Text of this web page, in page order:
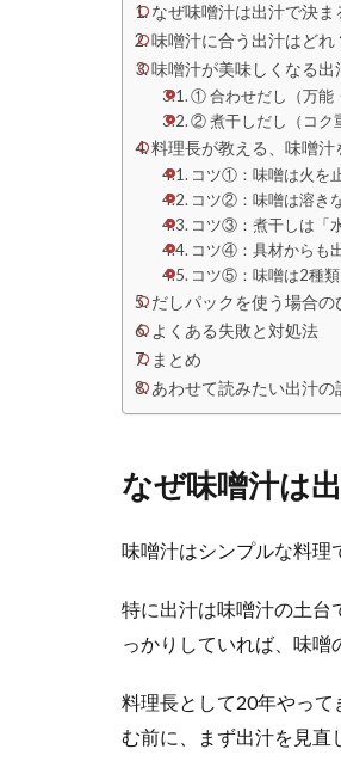
なぜ味噌汁は出汁で決ま
味噌汁に合う出汁はどれ
味噌汁が美味しくなる出
① 合わせだし（万能
② 煮干しだし（コク
料理長が教える、味噌
コツ①：味噌は火を
コツ②：味噌は溶き
コツ③：煮干しは「
コツ④：具材からも
コツ⑤：味噌は2種
だしパックを使う場合の
よくある失敗と対処法
まとめ
あわせて読みたい出汁の
なぜ味噌汁は
味噌汁はシンプルな料理
特に出汁は味噌汁の土台
っかりしていれば、味噌
料理長として20年やって
む前に、まず出汁を見直